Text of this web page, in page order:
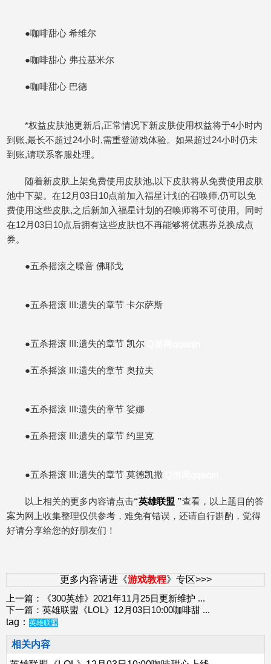
●咖啡甜心 希维尔
●咖啡甜心 弗拉基米尔
●咖啡甜心 巴德
*权益皮肤池更新后,正常情况下新皮肤使用权益将于4小时内
到账,最长不超过24小时,需重登游戏体验。如果超过24小时仍未
到账,请联系客服处理。
随着新皮肤上架免费使用皮肤池,以下皮肤将从免费使用皮肤
池中下架。在12月03日10点前加入福星计划的召唤师,仍可以免
费使用这些皮肤,之后新加入福星计划的召唤师将不可使用。同时
在12月03日10点后拥有这些皮肤也不再能够将优惠券兑换成点
券。
●五杀摇滚之噪音 佛耶戈
●五杀摇滚 III:遗失的章节 卡尔萨斯
●五杀摇滚 III:遗失的章节 凯尔
●五杀摇滚 III:遗失的章节 奥拉夫
●五杀摇滚 III:遗失的章节 娑娜
●五杀摇滚 III:遗失的章节 约里克
●五杀摇滚 III:遗失的章节 莫德凯撒
以上相关的更多内容请点击“英雄联盟 ”查看，以上题目的答
案为网上收集整理仅供参考，难免有错误，还请自行斟酌，觉得
好请分享给您的好朋友们！
更多内容请进《游戏教程》专区>>>
上一篇：
《300英雄》2021年11月25日更新维护 ...
下一篇： 英雄联盟《LOL》12月03日10:00咖啡甜 ...
tag： 英雄联盟
相关内容